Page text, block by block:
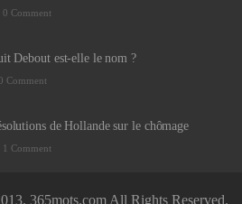
0 Comment
Debout est-elle le nom ?
Comment
de Hollande sur le chômage
1 Comment
365mots.com All Rights Reserved.